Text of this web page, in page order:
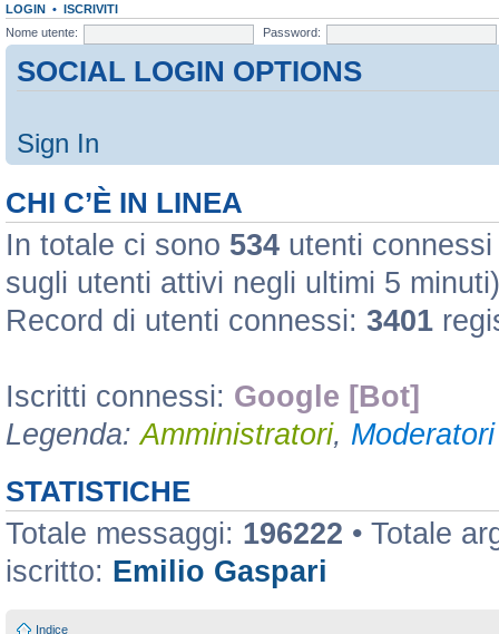
LOGIN • ISCRIVITI
Nome utente:
Password:
SOCIAL LOGIN OPTIONS
Sign In
CHI C’È IN LINEA
In totale ci sono 534 utenti
sugli utenti attivi negli ultimi 5 minuti)
Record di utenti connessi: 3401
Iscritti connessi: Google [Bot]
Legenda:Amministratori,
STATISTICHE
Totale messaggi: 196222 • Totale
iscritto: Emilio Gaspari
Indice